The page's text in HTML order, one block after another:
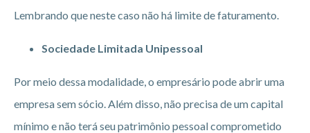
Lembrando que neste caso não há limite de faturamento.
Sociedade Limitada Unipessoal
Por meio dessa modalidade, o empresário pode abrir uma
empresa sem sócio. Além disso, não precisa de um capital
mínimo e não terá seu patrimônio pessoal comprometido